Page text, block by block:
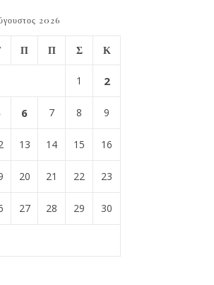
2026
Π Π Σ Κ
1 2
6 7 8 9
13 14 15 16
20 21 22 23
27 28 29 30